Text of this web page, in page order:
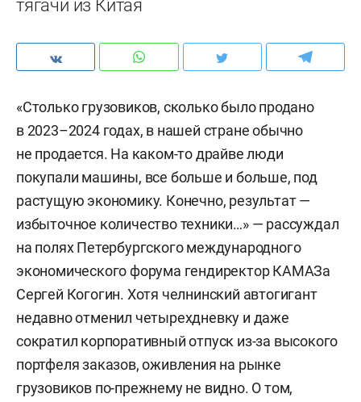
тягачи из Китая
«Столько грузовиков, сколько было продано
в 2023–2024 годах, в нашей стране обычно
не продается. На каком-то драйве люди
покупали машины, все больше и больше, под
растущую экономику. Конечно, результат —
избыточное количество техники…» — рассуждал
на полях Петербургского международного
экономического форума гендиректор КАМАЗа
Сергей Когогин. Хотя челнинский автогигант
недавно отменил четырехдневку и даже
сократил корпоративный отпуск из-за высокого
портфеля заказов, оживления на рынке
грузовиков по-прежнему не видно. О том,